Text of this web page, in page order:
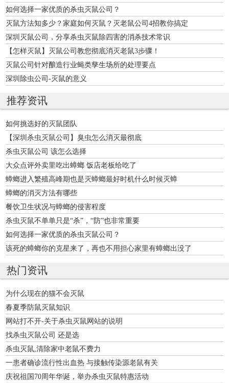
如何选择一家优质的杀虫灭鼠公司？
灭鼠方法知多少？家庭如何灭鼠？灭老鼠公司4招教你搞定
深圳灭鼠公司，分享杀虫灭鼠除四害的消杀技术常识
【怎样灭鼠】灭鼠公司教您彻底消灭老鼠3步骤！
灭鼠公司针对酿造行业蝇类孳生场所的处理要点
深圳除虫公司-灭鼠的意义
推荐资讯
如何挑选好的灭鼠团队
【深圳杀虫灭鼠公司】臭虫怎么消灭最彻底
杀虫灭鼠公司 该怎么选择
大众点评外卖里吃出蟑螂 饭店老板给吃了
蟑螂进入繁殖高峰期也是灭蟑螂最好时机什么时候灭蟑
蟑螂的消灭方法有哪些
餐饮卫生状况与蟑螂的侵害程度
杀虫灭鼠不单单只是“杀”，“防”也非常重要
如何选择一家优质的杀虫灭鼠公司？
该死的蟑螂你的克星来了，再也不用担心家里有蟑螂出没了
热门资讯
为什么现在的猫不会灭鼠
春夏季防鼠灭鼠知识
网站打不开-关于杀虫灭鼠网站的说明
找杀虫灭鼠公司 还是选
杀虫灭鼠,清除家中老鼠不费力
一患者确诊流行性出血热 与接触传染源老鼠有关
庆祝祖国70周年华诞，举办杀虫灭鼠特惠活动